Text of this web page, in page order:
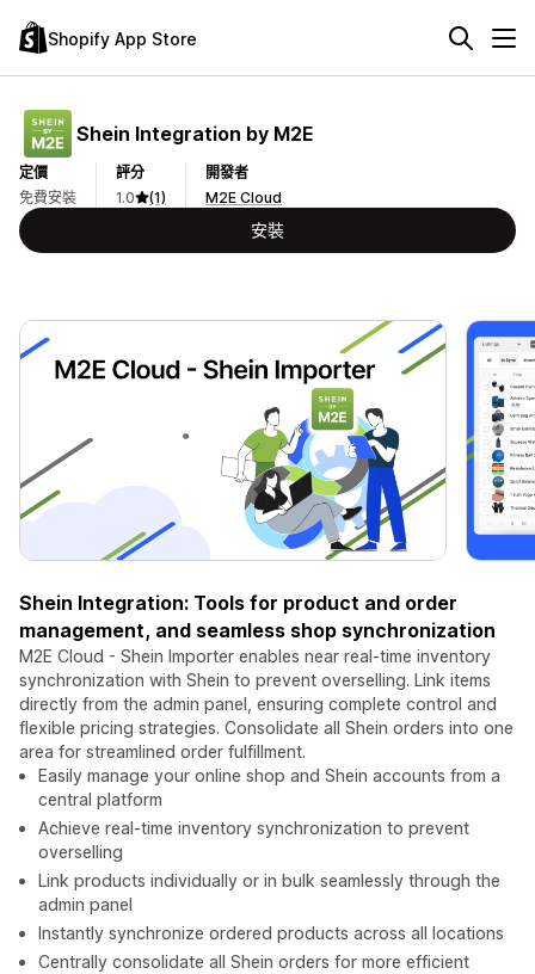
Shopify App Store
Shein Integration by M2E
定價
免費安裝
評分
1.0
(1)
開發者
M2E Cloud
安裝
Shein Integration: Tools for product and order
management, and seamless shop synchronization
M2E Cloud - Shein Importer enables near real-time inventory
synchronization with Shein to prevent overselling. Link items
directly from the admin panel, ensuring complete control and
flexible pricing strategies. Consolidate all Shein orders into one
area for streamlined order fulfillment.
Easily manage your online shop and Shein accounts from a
central platform
Achieve real-time inventory synchronization to prevent
overselling
Link products individually or in bulk seamlessly through the
admin panel
Instantly synchronize ordered products across all locations
Centrally consolidate all Shein orders for more efficient